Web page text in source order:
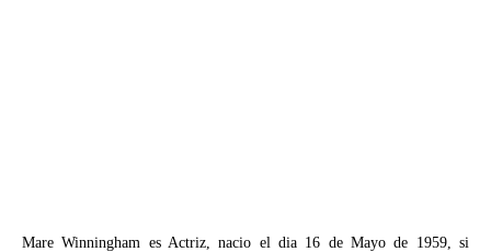
Mare Winningham es Actriz, nacio el dia 16 de Mayo de 1959, si